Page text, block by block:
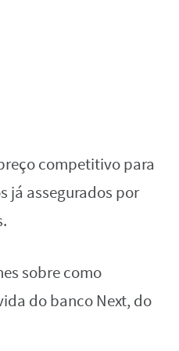
competitivo para
já assegurados por
sobre como
do banco Next, do